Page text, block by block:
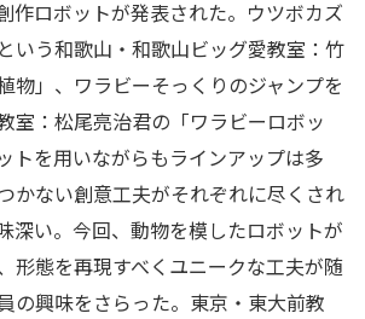
作ロボットが発表された。ウツボカズ
いう和歌山・和歌山ビッグ愛教室：竹
物」、ワラビーそっくりのジャンプを
室：松尾亮治君の「ワラビーロボッ
トを用いながらもラインアップは多
かない創意工夫がそれぞれに尽くされ
深い。今回、動物を模したロボットが
形態を再現すべくユニークな工夫が随
の興味をさらった。東京・東大前教